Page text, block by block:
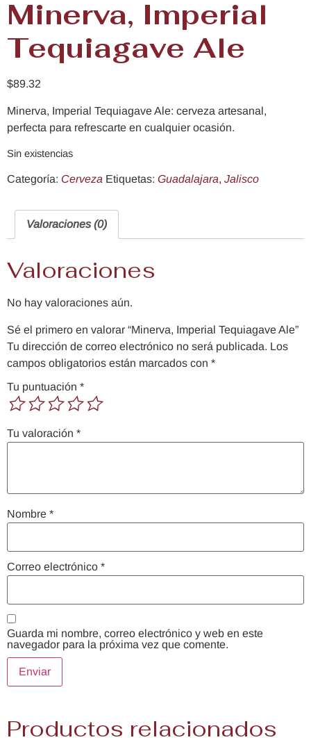
Minerva, Imperial
Tequiagave Ale
$89.32
Minerva, Imperial Tequiagave Ale: cerveza artesanal,
perfecta para refrescarte en cualquier ocasión.
Sin existencias
Categoría: Cerveza Etiquetas: Guadalajara, Jalisco
Valoraciones (0)
Valoraciones
No hay valoraciones aún.
Sé el primero en valorar “Minerva, Imperial Tequiagave Ale”
Tu dirección de correo electrónico no será publicada. Los
campos obligatorios están marcados con *
Tu puntuación *
Tu valoración *
Nombre *
Correo electrónico *
Guarda mi nombre, correo electrónico y web en este
navegador para la próxima vez que comente.
Productos relacionados